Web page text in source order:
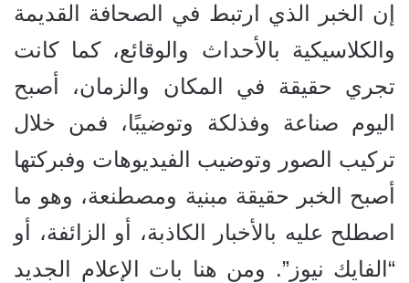
إن الخبر الذي ارتبط في الصحافة القديمة
والكلاسيكية بالأحداث والوقائع، كما كانت
تجري حقيقة في المكان والزمان، أصبح
اليوم صناعة وفذلكة وتوضيبًا، فمن خلال
تركيب الصور وتوضيب الفيديوهات وفبركتها
أصبح الخبر حقيقة مبنية ومصطنعة، وهو ما
اصطلح عليه بالأخبار الكاذبة، أو الزائفة، أو
“الفايك نيوز”. ومن هنا بات الإعلام الجديد